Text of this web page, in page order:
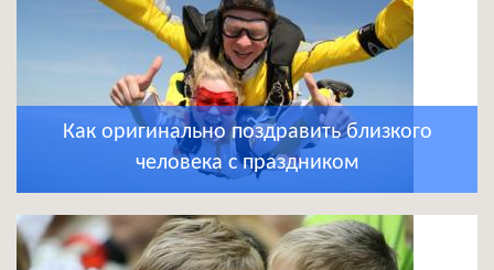
Как оригинально поздравить близкого
человека с праздником